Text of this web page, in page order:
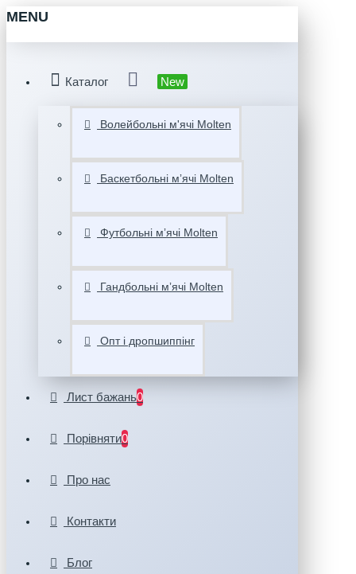
MENU
Каталог New
Волейбольні м'ячі Molten
Баскетбольні мʼячі Molten
Футбольні мʼячі Molten
Гандбольні мʼячі Molten
Опт і дропшиппінг
Лист бажань0
Порівняти0
Про нас
Контакти
Блог